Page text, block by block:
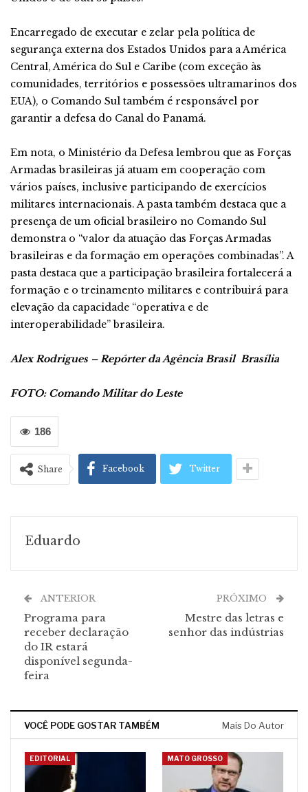
Encarregado de executar e zelar pela política de
segurança externa dos Estados Unidos para a América
Central, América do Sul e Caribe (com exceção às
comunidades, territórios e possessões ultramarinos dos
EUA), o Comando Sul também é responsável por
garantir a defesa do Canal do Panamá.
Em nota, o Ministério da Defesa lembrou que as Forças
Armadas brasileiras já atuam em cooperação com
vários países, inclusive participando de exercícios
militares internacionais. A pasta também destaca que a
presença de um oficial brasileiro no Comando Sul
demonstra o “valor da atuação das Forças Armadas
brasileiras e da formação em operações combinadas”. A
pasta destaca que a participação brasileira fortalecerá a
formação e o treinamento militares e contribuirá para
elevação da capacidade “operativa e de
interoperabilidade” brasileira.
Alex Rodrigues – Repórter da Agência Brasil Brasília
FOTO: Comando Militar do Leste
186
Share Facebook Twitter
Eduardo
ANTERIOR
Programa para
receber declaração
do IR estará
disponível segunda-
feira
PRÓXIMO
Mestre das letras e
senhor das indústrias
VOCÊ PODE GOSTAR TAMBÉM Mais Do Autor
EDITORIAL MATO GROSSO